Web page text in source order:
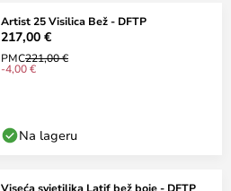
Artist 25 Visilica Bež - DFTP
217,00 €
PMC221,00 €
-4,00 €
Na lageru
Viseća svjetiljka Latif bež boje - DFTP